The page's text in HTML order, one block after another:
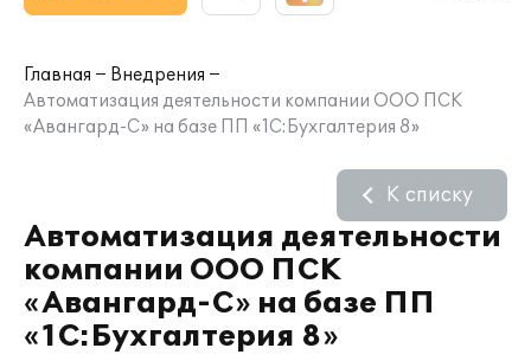
Главная
Внедрения
Автоматизация деятельности компании ООО ПСК
«Авангард-С» на базе ПП «1С:Бухгалтерия 8»
Автоматизация деятельности
компании ООО ПСК
«Авангард-С» на базе ПП
«1С:Бухгалтерия 8»
К списку